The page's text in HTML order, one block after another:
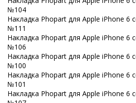
№104
Накладка Phopart для Apple iPhone 6
№111
Накладка Phopart для Apple iPhone 6
№106
Накладка Phopart для Apple iPhone 6
№100
Накладка Phopart для Apple iPhone 6
№101
Накладка Phopart для Apple iPhone 6